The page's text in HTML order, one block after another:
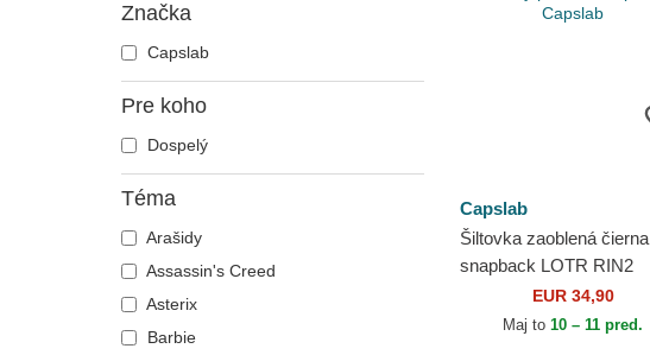
Značka
Capslab
Pre koho
Dospelý
Téma
Arašidy
Assassin's Creed
Asterix
Barbie
Capslab
Šiltovka zaoblená čierna
snapback LOTR RIN2
Jedinečný prsteň Pán
prsteňov Capslab
EUR 34,90
Maj to10 – 11 pred.